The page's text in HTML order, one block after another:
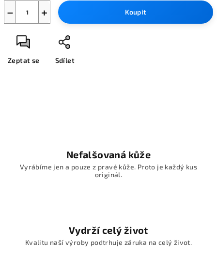
+
− Koupit
Zeptat se Sdílet
Nefalšovaná kůže
Vyrábíme jen a pouze z pravé kůže. Proto je každý kus
originál.
Vydrží celý život
Kvalitu naší výroby podtrhuje záruka na celý život.